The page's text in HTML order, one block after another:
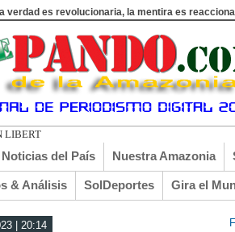
verdad es revolucionaria, la mentira es
LIBERTARIO LLAMADO EL TURI TORRICO
Noticias del País Nuestra Amazonia
& Análisis SolDeportes Gira el
| 20:14